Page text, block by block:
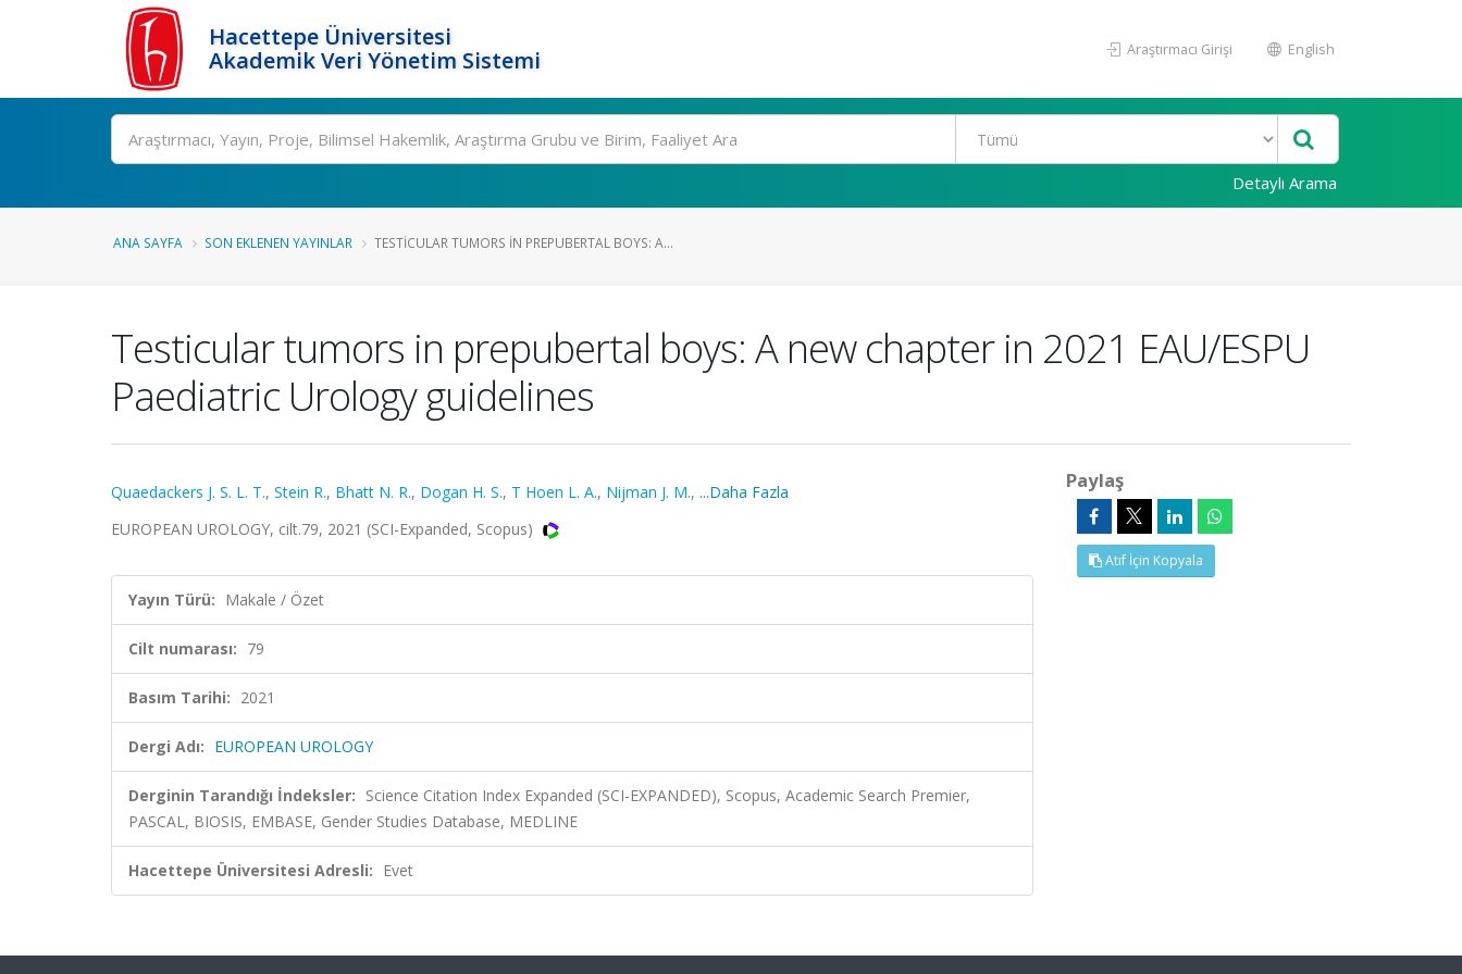
Hacettepe Üniversitesi
Akademik Veri Yönetim Sistemi
Araştırmacı Girişi English
Ara
Detaylı Arama
ANA SAYFA SON EKLENEN YAYINLAR TESTICULAR TUMORS IN PREPUBERTAL BOYS: A...
Testicular tumors in prepubertal boys: A new chapter in 2021 EAU/ESPU
Paediatric Urology guidelines
Quaedackers J. S. L. T., Stein R., Bhatt N. R., Dogan H. S., T Hoen L. A., Nijman J. M., ...Daha Fazla
EUROPEAN UROLOGY, cilt.79, 2021 (SCI-Expanded, Scopus)
Yayın Türü: Makale / Özet
Cilt numarası: 79
Basım Tarihi: 2021
Dergi Adı: EUROPEAN UROLOGY
Derginin Tarandığı İndeksler: Science Citation Index Expanded (SCI-EXPANDED), Scopus, Academic Search Premier,
PASCAL, BIOSIS, EMBASE, Gender Studies Database, MEDLINE
Hacettepe Üniversitesi Adresli: Evet
Paylaş
Atıf İçin Kopyala